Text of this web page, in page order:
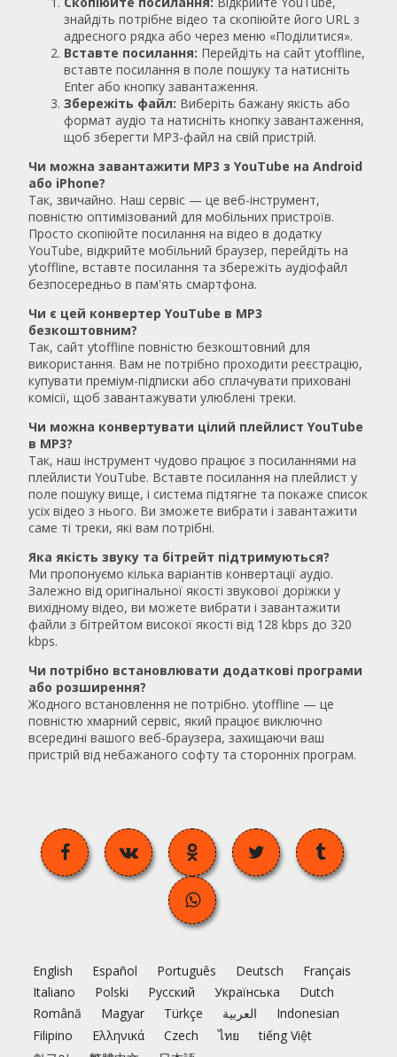
знайдіть потрібне відео та скопіюйте його URL з
адресного рядка або через меню «Поділитися».
Вставте посилання: Перейдіть на сайт ytoffline,
вставте посилання в поле пошуку та натисніть
Enter або кнопку завантаження.
Збережіть файл: Виберіть бажану якість або
формат аудіо та натисніть кнопку завантаження,
щоб зберегти MP3-файл на свій пристрій.
Чи можна завантажити MP3 з YouTube на Android
або iPhone?
Так, звичайно. Наш сервіс — це веб-інструмент,
повністю оптимізований для мобільних пристроїв.
Просто скопіюйте посилання на відео в додатку
YouTube, відкрийте мобільний браузер, перейдіть на
ytoffline, вставте посилання та збережіть аудіофайл
безпосередньо в пам'ять смартфона.
Чи є цей конвертер YouTube в MP3
безкоштовним?
Так, сайт ytoffline повністю безкоштовний для
використання. Вам не потрібно проходити реєстрацію,
купувати преміум-підписки або сплачувати приховані
комісії, щоб завантажувати улюблені треки.
Чи можна конвертувати цілий плейлист YouTube
в MP3?
Так, наш інструмент чудово працює з посиланнями на
плейлисти YouTube. Вставте посилання на плейлист у
поле пошуку вище, і система підтягне та покаже список
усіх відео з нього. Ви зможете вибрати і завантажити
саме ті треки, які вам потрібні.
Яка якість звуку та бітрейт підтримуються?
Ми пропонуємо кілька варіантів конвертації аудіо.
Залежно від оригінальної якості звукової доріжки у
вихідному відео, ви можете вибрати і завантажити
файли з бітрейтом високої якості від 128 kbps до 320
kbps.
Чи потрібно встановлювати додаткові програми
або розширення?
Жодного встановлення не потрібно. ytoffline — це
повністю хмарний сервіс, який працює виключно
всередині вашого веб-браузера, захищаючи ваш
пристрій від небажаного софту та сторонніх програм.
English Español Português Deutsch
Français
Italiano
Polski Русский Українська
Dutch
Română
Magyar Türkçe العربية
Indonesian
Filipino
Ελληνικά Czech ไทย
tiếng Việt